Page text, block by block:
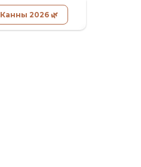
Канны 2026 🌿